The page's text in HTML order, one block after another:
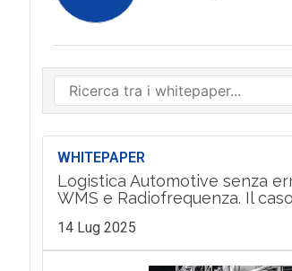
WHITEPAPER
Logistica Automotive senza
WMS e Radiofrequenza. Il
14 Lug 2025